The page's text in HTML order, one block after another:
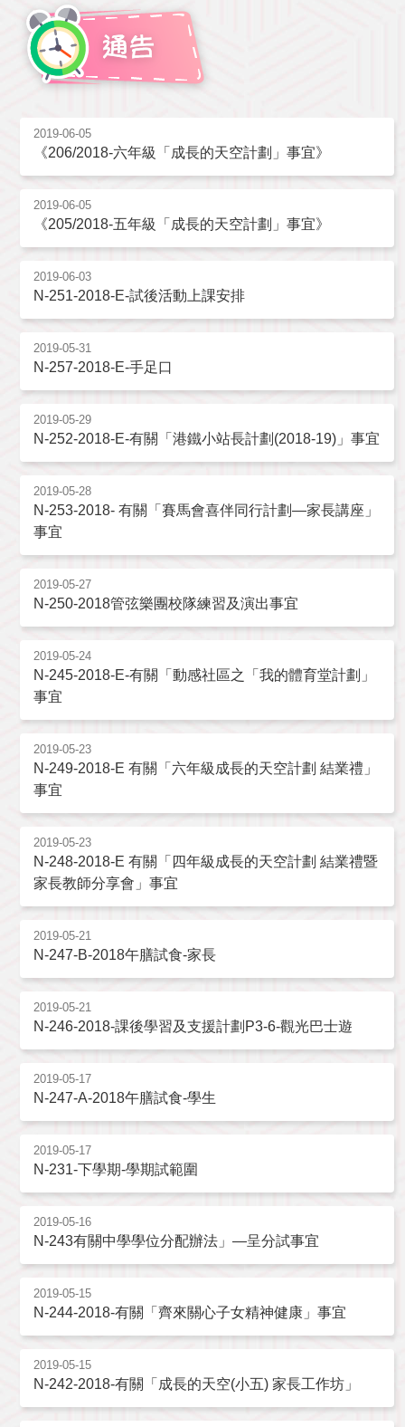
2019-06-05
《206/2018-六年級「成長的天空計劃」事宜》
2019-06-05
《205/2018-五年級「成長的天空計劃」事宜》
2019-06-03
N-251-2018-E-試後活動上課安排
2019-05-31
N-257-2018-E-手足口
2019-05-29
N-252-2018-E-有關「港鐵小站長計劃(2018-19)」事宜
2019-05-28
N-253-2018- 有關「賽馬會喜伴同行計劃—家長講座」
事宜
2019-05-27
N-250-2018管弦樂團校隊練習及演出事宜
2019-05-24
N-245-2018-E-有關「動感社區之「我的體育堂計劃」
事宜
2019-05-23
N-249-2018-E 有關「六年級成長的天空計劃 結業禮」
事宜
2019-05-23
N-248-2018-E 有關「四年級成長的天空計劃 結業禮暨
家長教師分享會」事宜
2019-05-21
N-247-B-2018午膳試食-家長
2019-05-21
N-246-2018-課後學習及支援計劃P3-6-觀光巴士遊
2019-05-17
N-247-A-2018午膳試食-學生
2019-05-17
N-231-下學期-學期試範圍
2019-05-16
N-243有關中學學位分配辦法」—呈分試事宜
2019-05-15
N-244-2018-有關「齊來關心子女精神健康」事宜
2019-05-15
N-242-2018-有關「成長的天空(小五) 家長工作坊」